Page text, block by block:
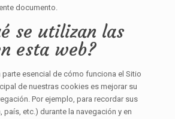
documento.
se utilizan las
esta web?
esencial de cómo funciona el Sitio
de nuestras cookies es mejorar su
Por ejemplo, para recordar sus
etc.) durante la navegación y en